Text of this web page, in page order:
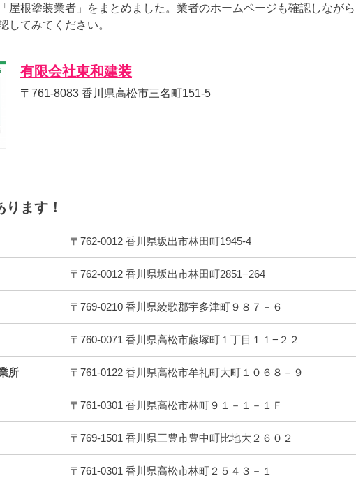
屋根塗装業者」をまとめました。業者のホームページも確認しながら
してみてください。
有限会社東和建装
〒761-8083 香川県高松市三名町151-5
ます！
〒762-0012 香川県坂出市林田町1945-4
〒762-0012 香川県坂出市林田町2851−264
〒769-0210 香川県綾歌郡宇多津町９８７－６
〒760-0071 香川県高松市藤塚町１丁目１１−２２
所 〒761-0122 香川県高松市牟礼町大町１０６８－９
〒761-0301 香川県高松市林町９１－１－１Ｆ
〒769-1501 香川県三豊市豊中町比地大２６０２
〒761-0301 香川県高松市林町２５４３－１